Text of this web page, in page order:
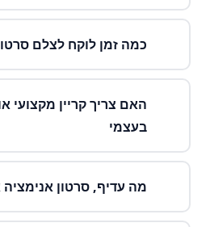
כמה זמן לוקח לצלם
האם צריך קריין מקצועי
בעצמי
מה עדיף, סרטון אנימציה